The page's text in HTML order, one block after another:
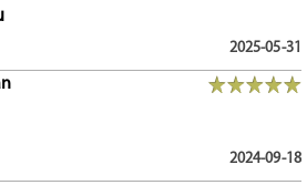
2025-05-31
2024-09-18